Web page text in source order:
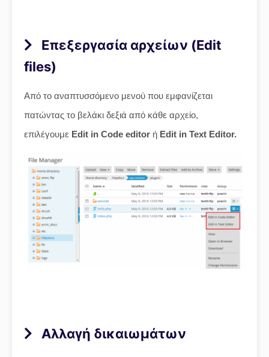
Επεξεργασία αρχείων (Edit
files)
Από το αναπτυσσόμενο μενού που εμφανίζεται
πατώντας το βελάκι δεξιά από κάθε αρχείο,
επιλέγουμε Edit in Code editor ή Edit in Text Editor.
Αλλαγή δικαιωμάτων